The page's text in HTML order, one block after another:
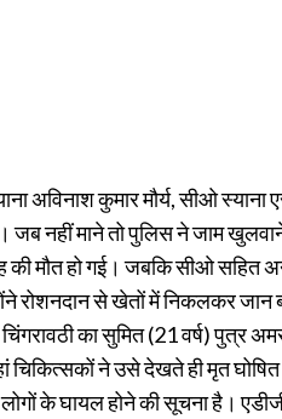
अविनाश कुमार मौर्य, सीओ
जब नहीं माने तो पुलिस ने जाम
मौत हो गई। जबकि सीओ सहित
रोशनदान से खेतों में निकलकर जान
चिंगरावठी का सुमित (21 वर्ष)
ने उसे देखते ही मृत
लोगों के घायल होने की सूचना है।